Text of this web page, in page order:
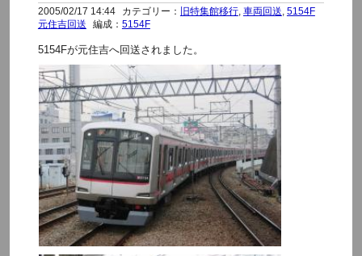
2005/02/17 14:44 カテゴリー： 旧特集館移行, 車両回送 5154F
元住吉回送
編成： 5154F
5154Fが元住吉へ回送されました。